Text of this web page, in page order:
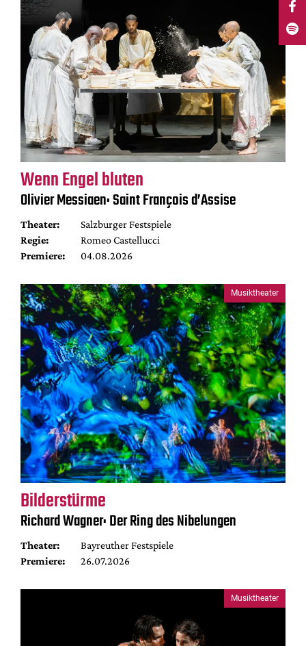
Wenn Engel bluten
Olivier Messiaen: Saint François d’Assise
Theater:
Salzburger Festspiele
Regie:
Romeo Castellucci
Premiere:
04.08.2026
Musiktheater
Bilderstürme
Richard Wagner: Der Ring des Nibelungen
Theater:
Bayreuther Festspiele
Premiere:
26.07.2026
Musiktheater